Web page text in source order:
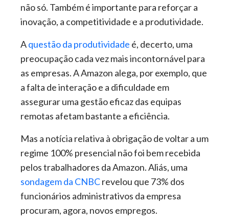
não só. Também é importante para reforçar a
inovação, a competitividade e a produtividade.
Aquestão da produtividade é, decerto, uma
preocupação cada vez mais incontornável para
as empresas. A Amazon alega, por exemplo, que
a falta de interação e a dificuldade em
assegurar uma gestão eficaz das equipas
remotas afetam bastante a eficiência.
Mas a notícia relativa à obrigação de voltar a um
regime 100% presencial não foi bem recebida
pelos trabalhadores da Amazon. Aliás, uma
sondagem da CNBCrevelou que 73% dos
funcionários administrativos da empresa
procuram, agora, novos empregos.